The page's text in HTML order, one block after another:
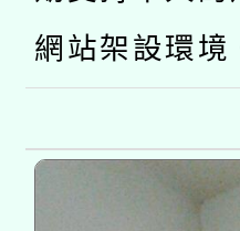
動」
開 智慧
網站架設環境